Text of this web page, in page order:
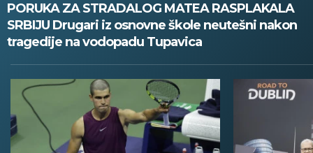
PORUKA ZA STRADALOG MATEA RASPLAKALA
SRBIJU Drugari iz osnovne škole neutešni nakon
tragedije na vodopadu Tupavica